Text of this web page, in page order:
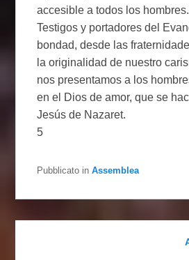
accesible a todos los hombres.
Testigos y portadores del
bondad, desde las
la originalidad de nuestro
nos presentamos a los
en el Dios de amor, que se
Jesús de Nazaret.
5
Pubblicato in Assemblea